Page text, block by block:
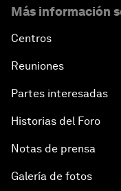
Más información
Centros
Reuniones
Partes interesadas
Historias del Foro
Notas de prensa
Galería de fotos